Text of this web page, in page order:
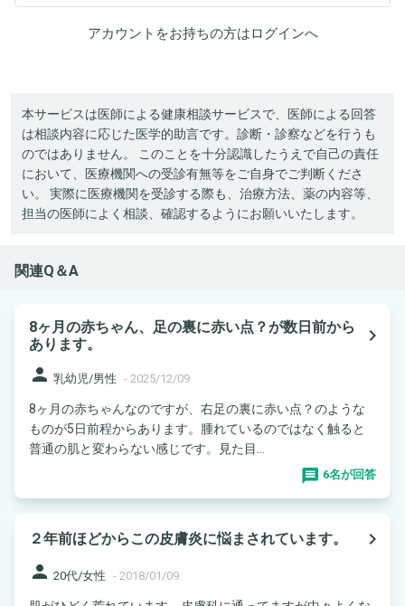
アカウントをお持ちの方はログインへ
本サービスは医師による健康相談サービスで、医師による回答
は相談内容に応じた医学的助言です。診断・診察などを行うも
のではありません。 このことを十分認識したうえで自己の責任
において、医療機関への受診有無等をご自身でご判断くださ
い。 実際に医療機関を受診する際も、治療方法、薬の内容等、
担当の医師によく相談、確認するようにお願いいたします。
関連Q＆A
8ヶ月の赤ちゃん、足の裏に赤い点？が数日前から
あります。
navigate_next
person 乳幼児/男性 - 2025/12/09
8ヶ月の赤ちゃんなのですが、右足の裏に赤い点？のような
ものが5日前程からあります。腫れているのではなく触ると
普通の肌と変わらない感じです。見た目...
6名が回答
２年前ほどからこの皮膚炎に悩まされています。
navigate_next
person 20代/女性 - 2018/01/09